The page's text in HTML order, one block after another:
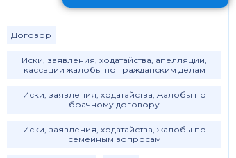
Договор
Иски, заявления, ходатайства, апелляции,
кассации жалобы по гражданским делам
Иски, заявления, ходатайства, жалобы по
брачному договору
Иски, заявления, ходатайства, жалобы по
семейным вопросам